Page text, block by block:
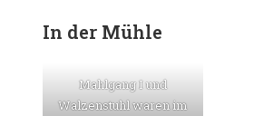
In der Mühle
Mahlgang I und
Walzenstuhl waren im